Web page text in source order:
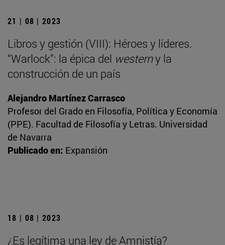
21 | 08 | 2023
Libros y gestión (VIII): Héroes y líderes.
“Warlock”: la épica del westerny la
construcción de un país
Alejandro Martínez Carrasco
Profesor del Grado en Filosofía, Política y Economía
(PPE). Facultad de Filosofía y Letras. Universidad
de Navarra
Publicado en: Expansión
18 | 08 | 2023
¿Es legítima una ley de Amnistía?